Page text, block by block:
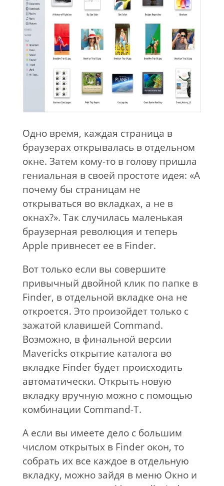
Одно время, каждая страница в
браузерах открывалась в отдельном
окне. Затем кому-то в голову пришла
гениальная в своей простоте идея: «А
почему бы страницам не
открываться во вкладках, а не в
окнах?». Так случилась маленькая
браузерная революция и теперь
Apple привнесет ее в Finder.
Вот только если вы совершите
привычный двойной клик по папке в
Finder, в отдельной вкладке она не
откроется. Это произойдет только с
зажатой клавишей Command.
Возможно, в финальной версии
Mavericks открытие каталога во
вкладке Finder будет происходить
автоматически. Открыть новую
вкладку вручную можно с помощью
комбинации Command-T.
А если вы имеете дело с большим
числом открытых в Finder окон, то
собрать их все каждое в отдельную
вкладку, можно зайдя в меню Окно и